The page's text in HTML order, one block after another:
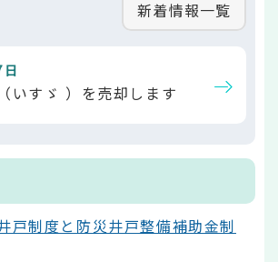
新着情報一覧
いすゞ ）を売却します
戸制度と防災井戸整備補助金制